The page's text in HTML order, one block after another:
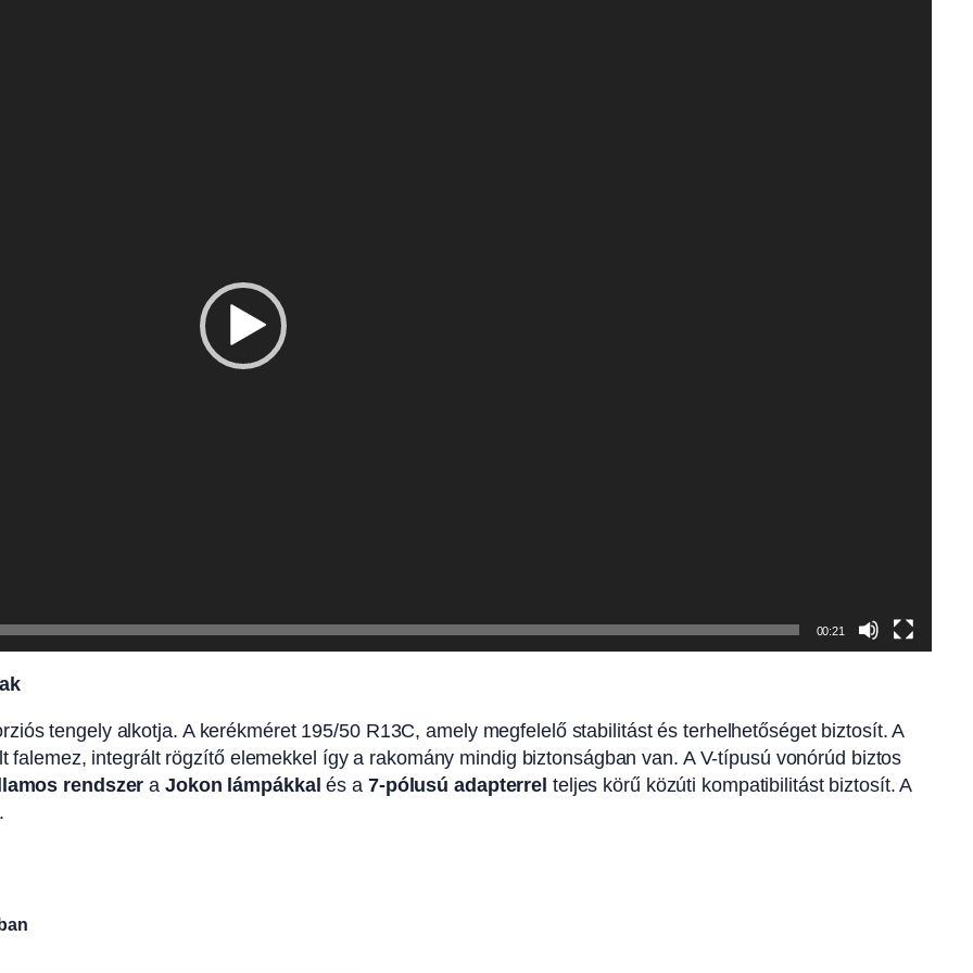
00:21
tengely alkotja. A kerékméret 195/50 R13C, amely megfelelő stabilitást és terhelhetőséget biztosít. A
integrált rögzítő elemekkel így a rakomány mindig biztonságban van. A V-típusú vonórúd biztos
rendszer aJokon lámpákkal és a 7-pólusú adapterrel teljes körű közúti kompatibilitást biztosít. A